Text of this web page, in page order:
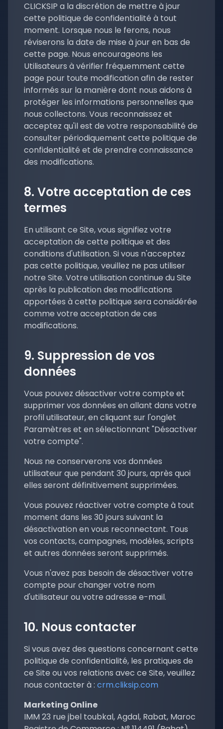
CLICKSIP a la discrétion de mettre à jour
cette politique de confidentialité à tout
moment. Lorsque nous le ferons, nous
réviserons la date de mise à jour en bas de
cette page. Nous encourageons les
Utilisateurs à vérifier fréquemment cette
page pour toute modification afin de rester
informés sur la manière dont nous aidons à
protéger les informations personnelles que
nous collectons. Vous reconnaissez et
acceptez qu'il est de votre responsabilité de
consulter périodiquement cette politique de
confidentialité et de prendre connaissance
des modifications.
8. Votre acceptation de ces
termes
En utilisant ce Site, vous signifiez votre
acceptation de cette politique et des
conditions d'utilisation. Si vous n'acceptez
pas cette politique, veuillez ne pas utiliser
notre Site. Votre utilisation continue du Site
après la publication des modifications
apportées à cette politique sera considérée
comme votre acceptation de ces
modifications.
9. Suppression de vos
données
Vous pouvez désactiver votre compte et
supprimer vos données en allant dans votre
profil utilisateur, en cliquant sur l'onglet
Paramètres et en sélectionnant "Désactiver
votre compte".
Nous ne conserverons vos données
utilisateur que pendant 30 jours, après quoi
elles seront définitivement supprimées.
Vous pouvez réactiver votre compte à tout
moment dans les 30 jours suivant la
désactivation en vous reconnectant. Tous
vos contacts, campagnes, modèles, scripts
et autres données seront supprimés.
Vous n'avez pas besoin de désactiver votre
compte pour changer votre nom
d'utilisateur ou votre adresse e-mail.
10. Nous contacter
Si vous avez des questions concernant cette
politique de confidentialité, les pratiques de
ce Site ou vos relations avec ce Site, veuillez
nous contacter à : crm.cliksip.com
Marketing Online
IMM 23 rue jbel toubkal, Agdal, Rabat, Maroc